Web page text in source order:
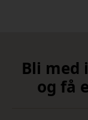
Bli med
og få